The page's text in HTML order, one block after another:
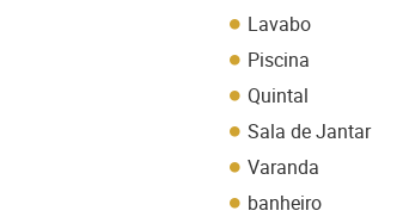
Lavabo
Piscina
Quintal
Sala de Jantar
Varanda
banheiro